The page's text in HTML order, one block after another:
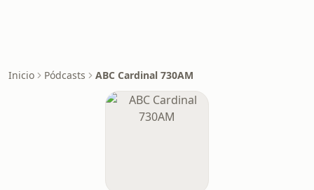
Inicio Pódcasts ABC Cardinal 730AM